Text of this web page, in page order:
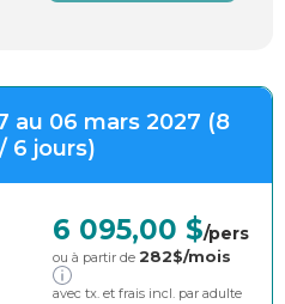
au 06 mars 2027 (8
6 jours)
6 095,00 $/pers
ou à partir de 282$/mois
avec tx. et frais incl. par adulte